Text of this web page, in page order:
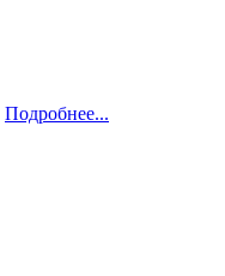
Подробнее...